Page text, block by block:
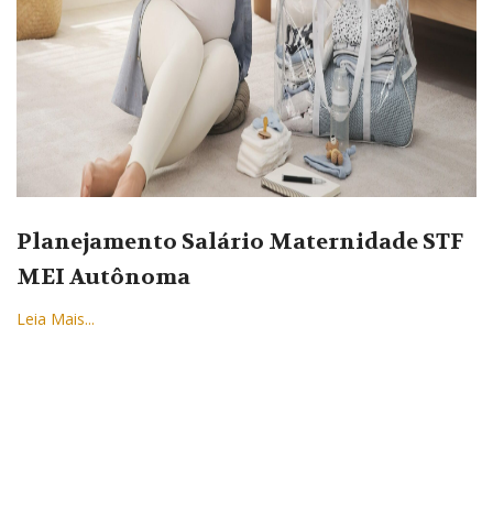
Planejamento Salário Maternidade STF
MEI Autônoma
Leia Mais...